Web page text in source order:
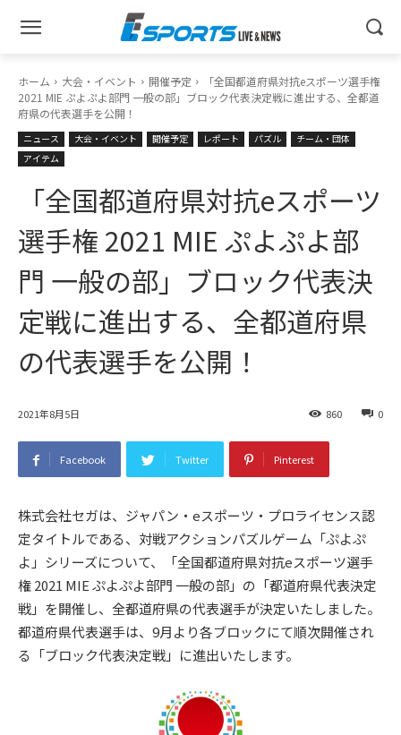
ホーム 大会・イベント 開催予定
「全国都道府県対抗eスポーツ選手権
2021 MIE ぷよぷよ部門 一般の部」ブロック代表決定戦に進出する、全都道
府県の代表選手を公開！
ニュース 大会・イベント 開催予定 レポート パズル
チーム・団体
アイテム
「全国都道府県対抗eスポーツ
選手権 2021 MIE ぷよぷよ部
門 一般の部」ブロック代表決
定戦に進出する、全都道府県
の代表選手を公開！
2021年8月5日 0
860
Facebook Twitter Pinterest
株式会社セガは、ジャパン・eスポーツ・プロライセンス認
定タイトルである、対戦アクションパズルゲーム「ぷよぷ
よ」シリーズについて、「全国都道府県対抗eスポーツ選手
権 2021 MIE ぷよぷよ部門 一般の部」の「都道府県代表決定
戦」を開催し、全都道府県の代表選手が決定いたしました。
都道府県代表選手は、9月より各ブロックにて順次開催され
る「ブロック代表決定戦」に進出いたします。